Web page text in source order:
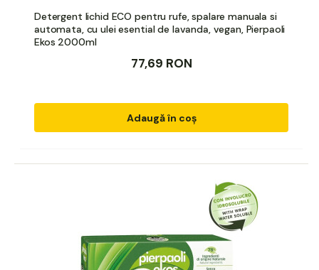
Detergent lichid ECO pentru rufe, spalare manuala si
automata, cu ulei esential de lavanda, vegan, Pierpaoli
Ekos 2000ml
77,69 RON
Adaugă în coș